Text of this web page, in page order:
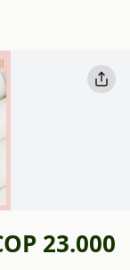
23.000